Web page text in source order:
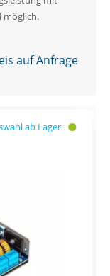
möglich.
auf Anfrage
ab Lager